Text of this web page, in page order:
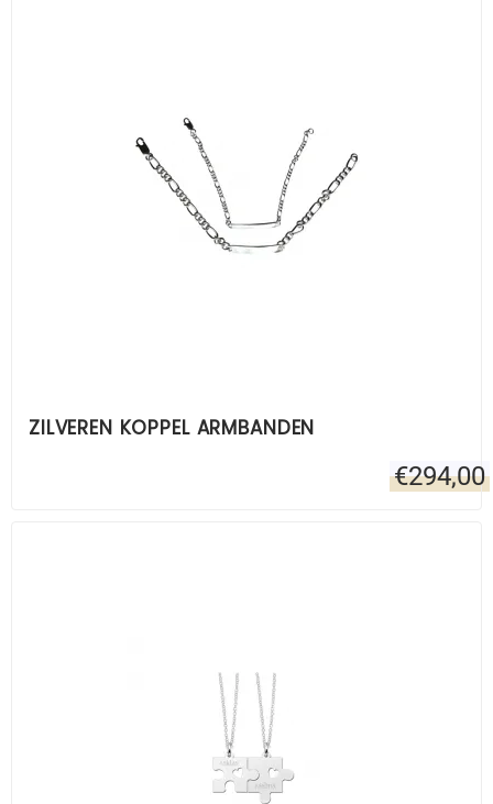
ZILVEREN KOPPEL ARMBANDEN
€294,00